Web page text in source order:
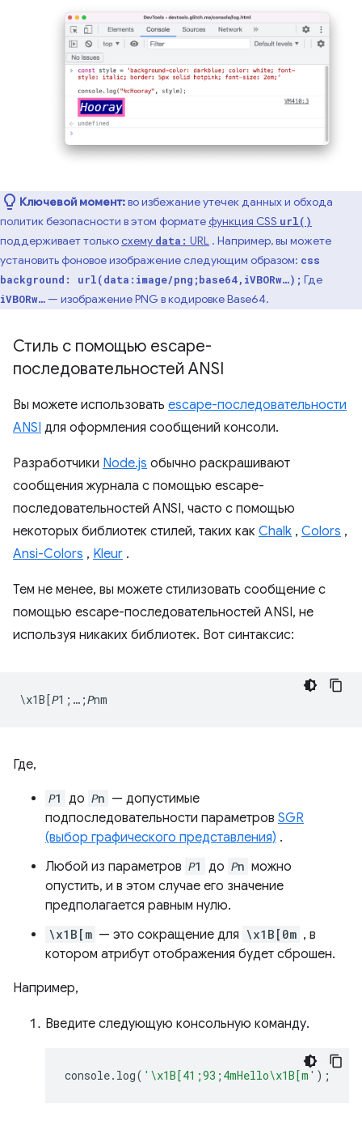
Ключевой момент:во избежание утечек данных и обхода
политик безопасности в этом формате функция CSS url()
поддерживает толькосхему data: URL . Например, вы можете
установить фоновое изображение следующим образом: css
background: url(data:image/png;base64,iVBORw…); Где
iVBORw… — изображение PNG в кодировке Base64.
Стиль с помощью escape-
последовательностей ANSI
Вы можете использовать escape-последовательности
ANSI для оформления сообщений консоли.
Разработчики Node.js обычно раскрашивают
сообщения журнала с помощью escape-
последовательностей ANSI, часто с помощью
некоторых библиотек стилей, таких как Chalk , Colors ,
Ansi-Colors , Kleur .
Тем не менее, вы можете стилизовать сообщение с
помощью escape-последовательностей ANSI, не
используя никаких библиотек. Вот синтаксис:
Где,
𝘗1 до 𝘗n — допустимые
подпоследовательности параметров SGR
(выбор графического представления) .
Любой из параметров 𝘗1 до 𝘗n можно
опустить, и в этом случае его значение
предполагается равным нулю.
\x1B[m — это сокращение для \x1B[0m , в
котором атрибут отображения будет сброшен.
Например,
Введите следующую консольную команду.
console. log( '\x1B[41;93;4mHello\x1B[m' );